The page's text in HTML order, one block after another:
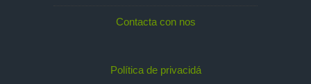
Contacta con nos
Política de privacidá